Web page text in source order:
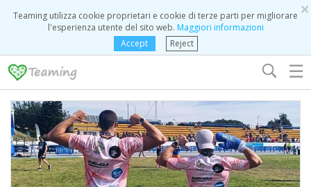
×
Teaming utilizza cookie proprietari e cookie di terze parti per migliorare
l'esperienza utente del sito web. Maggiori informazioni
Accept
Reject
☰